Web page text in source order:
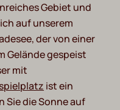
Gebiet und
auf unserem
der von einer
Gelände gespeist
mit
ist ein
Sie die Sonne auf